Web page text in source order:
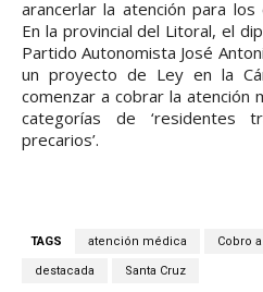
arancerlar la atención para
En la provincial del Litoral, el
Partido Autonomista José
un proyecto de Ley en la
comenzar a cobrar la atención
categorías de ‘residentes
precarios’.
TAGS atención médica Cobro
destacada Santa Cruz